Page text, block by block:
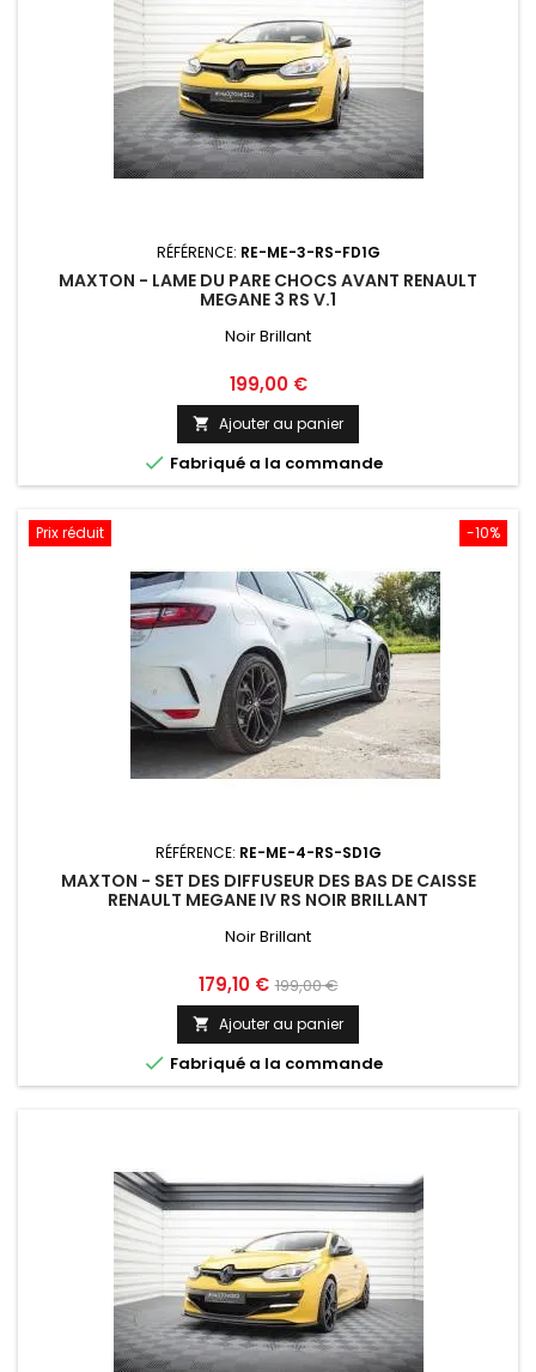
RÉFÉRENCE: RE-ME-3-RS-FD1G
MAXTON - LAME DU PARE CHOCS AVANT RENAULT
MEGANE 3 RS V.1
Noir Brillant
Prix
199,00 €
 Ajouter au panier
 Fabriqué a la commande
-10%
Prix réduit
RÉFÉRENCE: RE-ME-4-RS-SD1G
MAXTON - SET DES DIFFUSEUR DES BAS DE CAISSE
RENAULT MEGANE IV RS NOIR BRILLANT
Noir Brillant
Prix
179,10 € Prix
base
199,00 €
 Ajouter au panier
 Fabriqué a la commande